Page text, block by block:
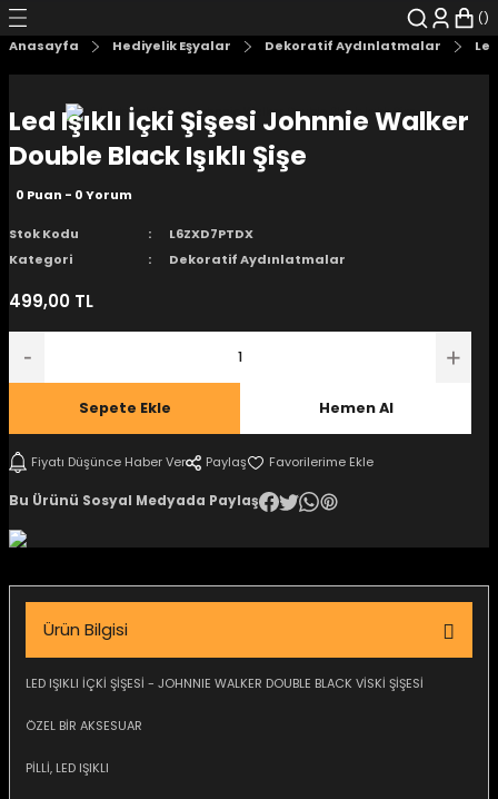
Mug
Karakter
Kit
Kitapları
Anasayfa Hediyelik Eşyalar Dekoratif Aydınlatmalar
Led Işıklı İçki Şişesi Johnnie Walker
Double Black Işıklı Şişe
0 Puan - 0 Yorum
Stok Kodu
L6ZXD7PTDX
Kategori
Dekoratif Aydınlatmalar
499,00 TL
Sepete Ekle Hemen Al
Fiyatı Düşünce Haber Ver Paylaş
Bu Ürünü Sosyal Medyada Paylaş
Ürün Bilgisi
LED IŞIKLI İÇKİ ŞİŞESİ - JOHNNIE WALKER DOUBLE BLACK VİSKİ ŞİŞESİ
ÖZEL BİR AKSESUAR
PİLLİ, LED IŞIKLI